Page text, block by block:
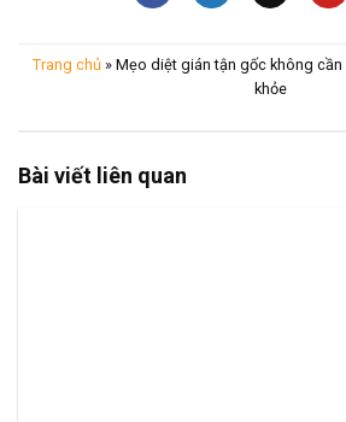
Trang chủ» Mẹo diệt gián tận gốc không
khỏe
Bài viết liên quan